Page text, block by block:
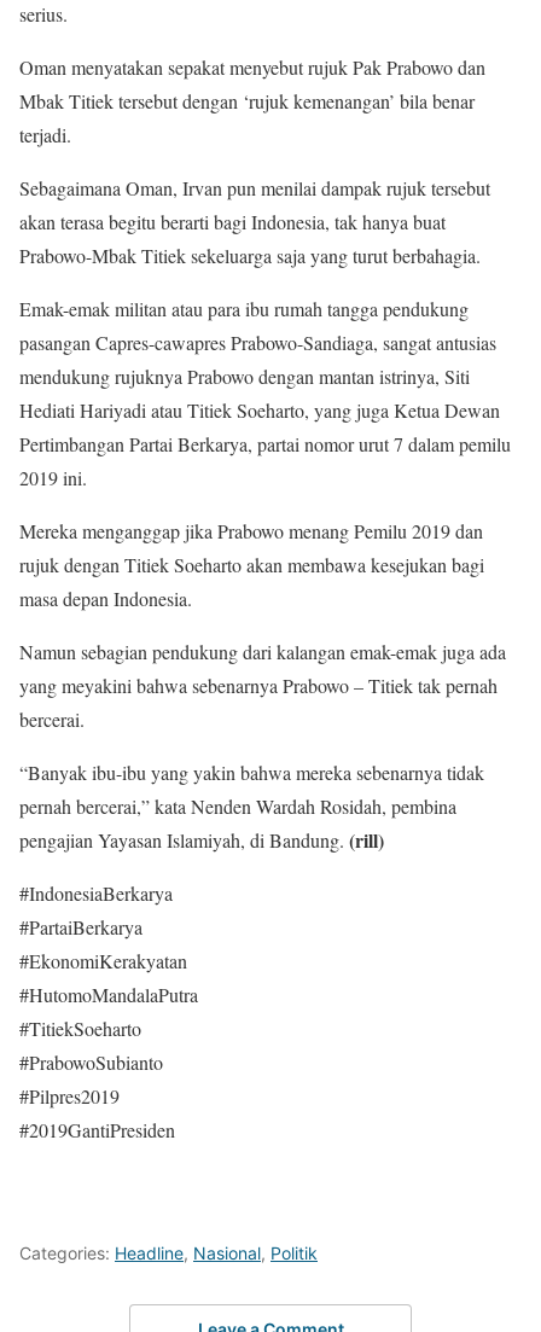
serius.
Oman menyatakan sepakat menyebut rujuk Pak Prabowo dan
Mbak Titiek tersebut dengan ‘rujuk kemenangan’ bila benar
terjadi.
Sebagaimana Oman, Irvan pun menilai dampak rujuk tersebut
akan terasa begitu berarti bagi Indonesia, tak hanya buat
Prabowo-Mbak Titiek sekeluarga saja yang turut berbahagia.
Emak-emak militan atau para ibu rumah tangga pendukung
pasangan Capres-cawapres Prabowo-Sandiaga, sangat antusias
mendukung rujuknya Prabowo dengan mantan istrinya, Siti
Hediati Hariyadi atau Titiek Soeharto, yang juga Ketua Dewan
Pertimbangan Partai Berkarya, partai nomor urut 7 dalam pemilu
2019 ini.
Mereka menganggap jika Prabowo menang Pemilu 2019 dan
rujuk dengan Titiek Soeharto akan membawa kesejukan bagi
masa depan Indonesia.
Namun sebagian pendukung dari kalangan emak-emak juga ada
yang meyakini bahwa sebenarnya Prabowo – Titiek tak pernah
bercerai.
“Banyak ibu-ibu yang yakin bahwa mereka sebenarnya tidak
pernah bercerai,” kata Nenden Wardah Rosidah, pembina
pengajian Yayasan Islamiyah, di Bandung. (rill)
#IndonesiaBerkarya
#PartaiBerkarya
#EkonomiKerakyatan
#HutomoMandalaPutra
#TitiekSoeharto
#PrabowoSubianto
#Pilpres2019
#2019GantiPresiden
Categories: Headline, Nasional, Politik